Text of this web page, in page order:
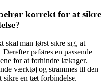
korrekt for at sikre
skal man først sikre sig, at
påføres en passende
for at forhindre lækager.
værktøj og strammes til den
sikre en tæt forbindelse.